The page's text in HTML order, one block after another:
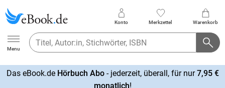
Ebook.de
Menu
Konto Merkzettel Warenkorb
Das eBook.de Hörbuch Abo- jederzeit, überall, für nur7,95 €
monatlich!